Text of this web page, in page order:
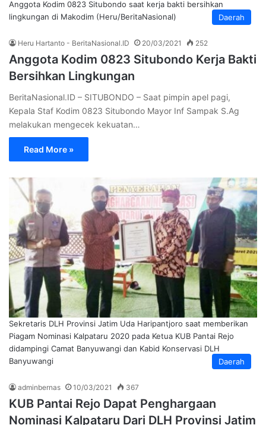
Daerah
Anggota Kodim 0823 Situbondo saat kerja bakti bersihkan
lingkungan di Makodim (Heru/BeritaNasional)
Heru Hartanto - BeritaNasional.ID 20/03/2021 252
Anggota Kodim 0823 Situbondo Kerja Bakti
Bersihkan Lingkungan
BeritaNasional.ID – SITUBONDO – Saat pimpin apel pagi,
Kepala Staf Kodim 0823 Situbondo Mayor Inf Sampak S.Ag
melakukan mengecek kekuatan…
Read More »
Daerah
Sekretaris DLH Provinsi Jatim Uda Haripantjoro saat memberikan
Piagam Nominasi Kalpataru 2020 pada Ketua KUB Pantai Rejo
didampingi Camat Banyuwangi dan Kabid Konservasi DLH
Banyuwangi
adminbernas 10/03/2021 367
KUB Pantai Rejo Dapat Penghargaan
Nominasi Kalpataru Dari DLH Provinsi Jatim